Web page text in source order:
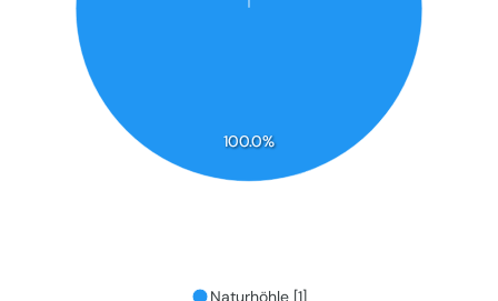
100.0%
Naturhöhle [1]